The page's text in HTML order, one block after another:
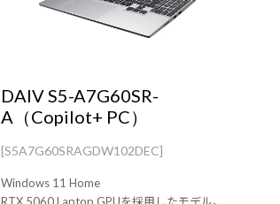
DAIV S5-A7G60SR-
A（Copilot+ PC）
[S5A7G60SRAGDW102DEC]
Windows 11 Home